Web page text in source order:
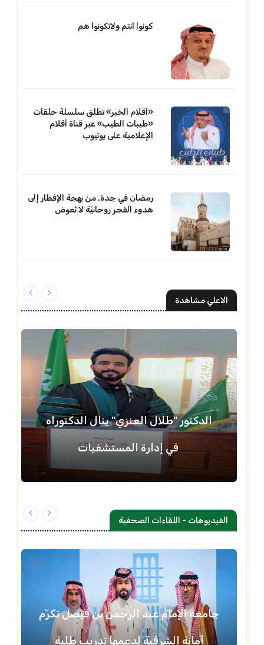
كونوا انتم ولاتكونوا هم
«أقلام الخبر» تطلق سلسلة حلقات
«طيبات الطيب» عبر قناة أقلام
الإعلامية على يوتيوب
رمضان في جدة. من بهجة الإفطار إلى
هدوء الفجر روحانيّة لا تُعوض
الاعلي مشاهدة
الدكتور "طلال العنزي" ينال الدكتوراه
في إدارة المستشفيات
الفيديوهات - اللقاءات الصحفية
جامعة الإمام عبد الرحمن بن فيصل تكرّم
أمانة الشرقية لدعمها تدريب طلبة